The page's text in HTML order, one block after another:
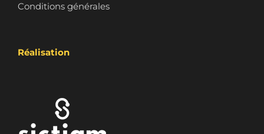
Conditions générales
Réalisation